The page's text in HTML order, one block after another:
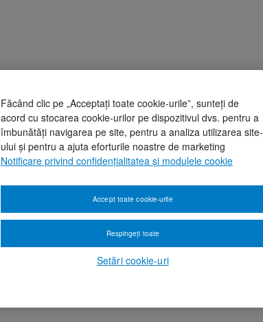
Făcând clic pe „Acceptați toate cookie-urile”, sunteți de
acord cu stocarea cookie-urilor pe dispozitivul dvs. pentru a
îmbunătăți navigarea pe site, pentru a analiza utilizarea site-
ului și pentru a ajuta eforturile noastre de marketing
Notificare privind confidențialitatea și modulele cookie
Setări cookie-uri
Respingeți toate
Accept toate cookie-urile